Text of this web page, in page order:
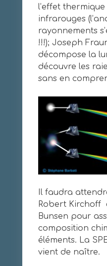
l’effet
infrarouges
rayonnements
!!!); Joseph
décompose la
découvre les
sans en
Il faudra
Robert Kirchoff
Bunsen pour
composition
éléments. La
vient de naître.